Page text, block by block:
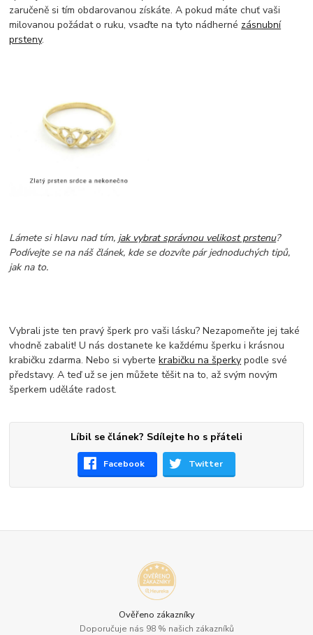
zaručeně si tím obdarovanou získáte. A pokud máte chuť vaši
milovanou požádat o ruku, vsaďte na tyto nádherné zásnubní
prsteny.
Lámete si hlavu nad tím, jak vybrat správnou velikost prstenu?
Podívejte se na náš článek, kde se dozvíte pár jednoduchých tipů,
jak na to.
Vybrali jste ten pravý šperk pro vaši lásku? Nezapomeňte jej také
vhodně zabalit! U nás dostanete ke každému šperku i krásnou
krabičku zdarma. Nebo si vybertekrabičku na šperky podle své
představy. A teď už se jen můžete těšit na to, až svým novým
šperkem uděláte radost.
Líbil se článek? Sdílejte ho s přáteli
Facebook Twitter
Ověřeno zákazníky
Doporučuje nás 98 % našich zákazníků